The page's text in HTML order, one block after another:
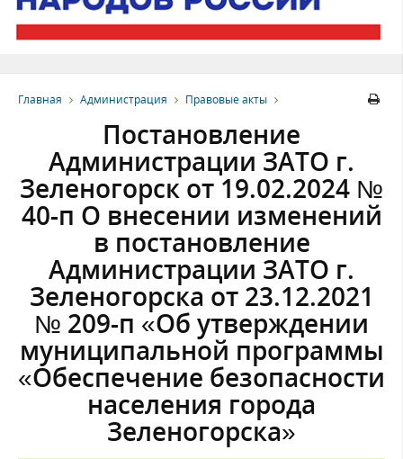
Главная Администрация Правовые акты
Постановление
Администрации ЗАТО г.
Зеленогорск от 19.02.2024 №
40-п О внесении изменений
в постановление
Администрации ЗАТО г.
Зеленогорска от 23.12.2021
№ 209-п «Об утверждении
муниципальной программы
«Обеспечение безопасности
населения города
Зеленогорска»